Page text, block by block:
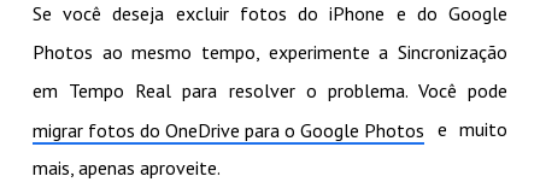
Se você deseja excluir fotos do iPhone e do Google
Photos ao mesmo tempo, experimente a Sincronização
em Tempo Real para resolver o problema. Você pode
migrar fotos do OneDrive para o Google Photos e muito
mais, apenas aproveite.